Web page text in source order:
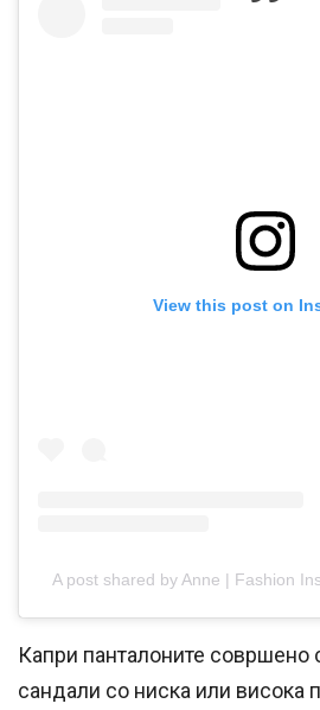
View this post on
A post shared by Anne | Fashion
Капри панталоните совршено
сандали со ниска или висока